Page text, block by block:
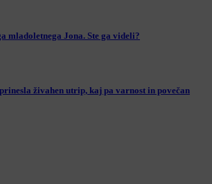
mladoletnega Jona. Ste ga videli?
živahen utrip, kaj pa varnost in povečan